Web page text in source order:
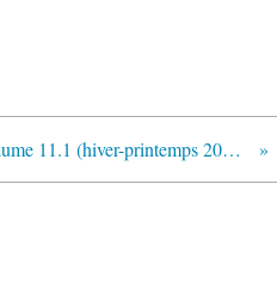
Le volume 11.1 (hiver-printemps 2016) de la revue Accromaths est en ligne